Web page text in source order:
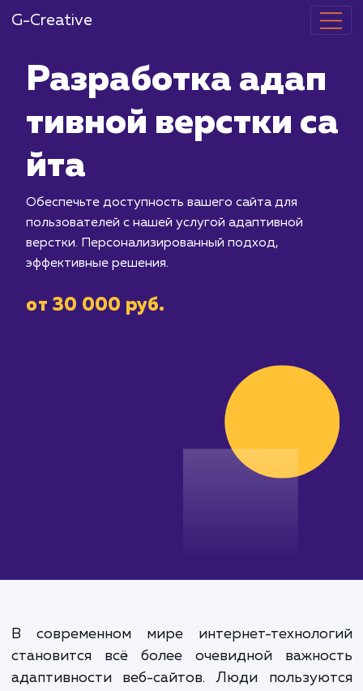
G-Creative
Разработка
тивной
йта
пользователей с нашей услугой
от 30 000 руб.